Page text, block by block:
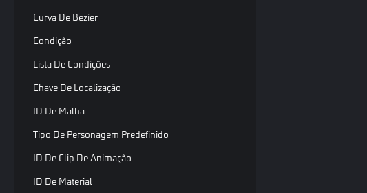
Curva De Bezier
Condição
Lista De Condições
Chave De Localização
ID De Malha
Tipo De Personagem Predefinido
ID De Clip De Animação
ID De Material